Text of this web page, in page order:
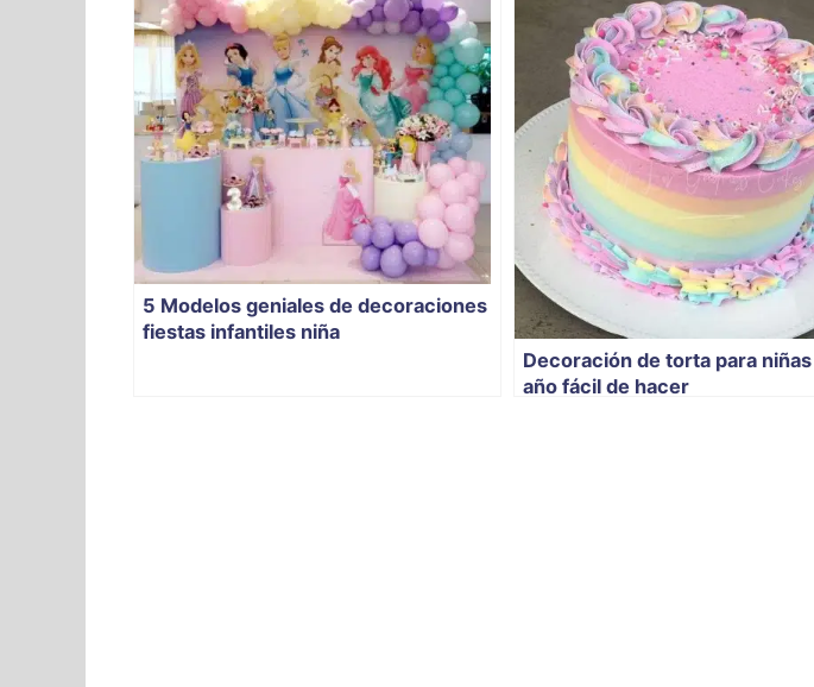
5 Modelos geniales de decoraciones
fiestas infantiles niña
Decoración de torta para niñas
año fácil de hacer